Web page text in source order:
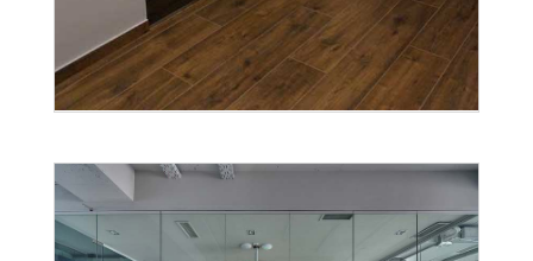
TÉRELVÁLASZTÓ ÜVEG MODERN
INGATLANOKBAN
ápr 30, 2024 | Blog
Térelválasztó üveg,
tolóajtó